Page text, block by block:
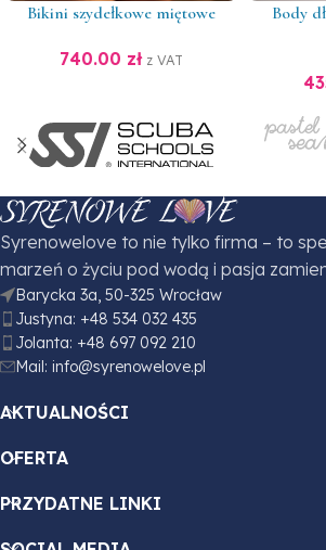
Bikini szydełkowe miętowe
740.00 zł z VAT
Body
Syrenowelove to nie tylko firma – to
marzeń o życiu pod wodą i pasja
Barycka 3a, 50-325 Wrocław
Justyna: +48 534 032 435
Jolanta: +48 697 092 210
Mail: info@syrenowelove.pl
AKTUALNOŚCI
OFERTA
PRZYDATNE LINKI